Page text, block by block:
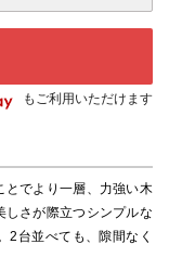
もご利用いただけます
とでより一層、力強い木
しさが際立つシンプルな
2台並べても、隙間なく